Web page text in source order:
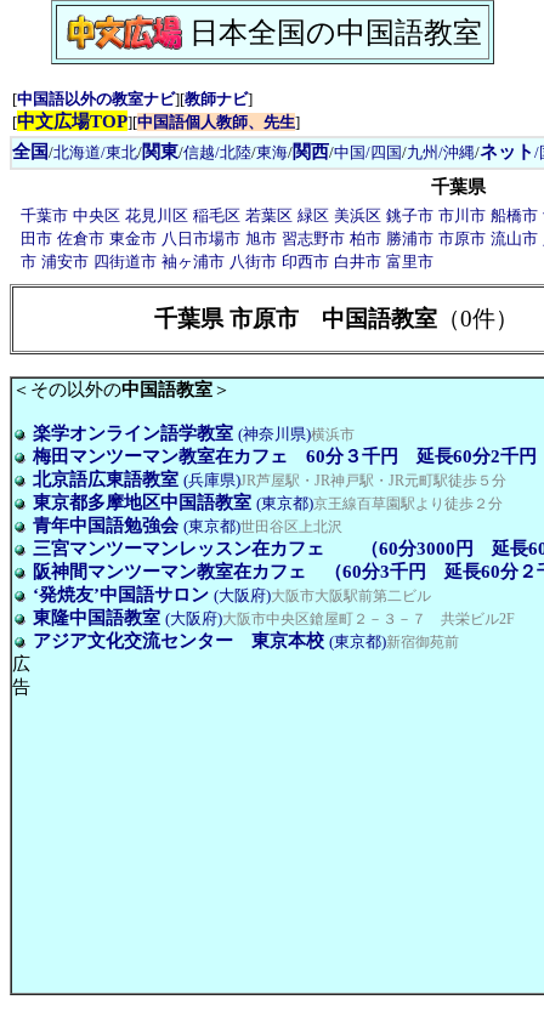
日本全国の中国語教室
[中国語以外の教室ナビ][教師ナビ]
[中文広場TOP][中国語個人教師、先生]
全国/北海道/東北/関東/信越/北陸/東海/関西/中国/四国/九州/沖縄/ネット /
千葉県
千葉市 中央区 花見川区 稲毛区 若葉区 緑区 美浜区 銚子市 市川市 船橋市
田市 佐倉市 東金市 八日市場市 旭市 習志野市 柏市 勝浦市 市原市 流山市
市 浦安市 四街道市 袖ヶ浦市 八街市 印西市 白井市 富里市
千葉県 市原市 中国語教室（0件）
＜その以外の中国語教室＞
楽学オンライン語学教室 (神奈川県)横浜市
梅田マンツーマン教室在カフェ 60分３千円 延長60分2千
北京語広東語教室 (兵庫県)JR芦屋駅・JR神戸駅・JR元町駅徒歩５分
東京都多摩地区中国語教室 (東京都)京王線百草園駅より徒歩２分
青年中国語勉強会 (東京都)世田谷区上北沢
三宮マンツーマンレッスン在カフェ （60分3000円 延長
阪神間マンツーマン教室在カフェ （60分3千円 延長60分２
‘発焼友’中国語サロン (大阪府)大阪市大阪駅前第二ビル
東隆中国語教室 (大阪府)大阪市中央区鎗屋町２－３－７ 共栄ビル2F
アジア文化交流センター 東京本校 (東京都)新宿御苑前
広
告